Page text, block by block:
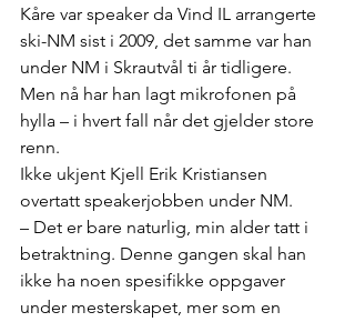
Kåre var speaker da Vind IL arrangerte
ski-NM sist i 2009, det samme var han
under NM i Skrautvål ti år tidligere.
Men nå har han lagt mikrofonen på
hylla – i hvert fall når det gjelder store
renn.
Ikke ukjent Kjell Erik Kristiansen
overtatt speakerjobben under NM.
– Det er bare naturlig, min alder tatt i
betraktning. Denne gangen skal han
ikke ha noen spesifikke oppgaver
under mesterskapet, mer som en